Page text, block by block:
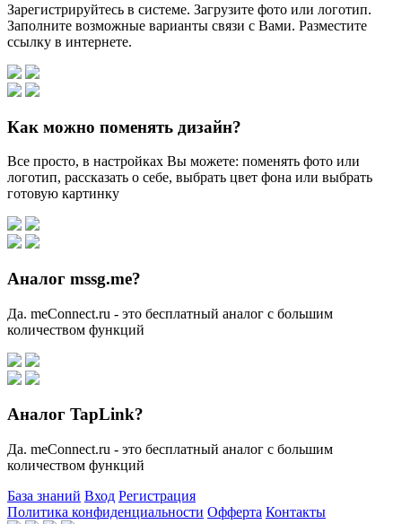
Зарегистрируйтесь в системе. Загрузите фото или логотип.
Заполните возможные варианты связи с Вами. Разместите
ссылку в интернете.
Как можно поменять дизайн?
Все просто, в настройках Вы можете: поменять фото или
логотип, рассказать о себе, выбрать цвет фона или выбрать
готовую картинку
Аналог mssg.me?
Да. meConnect.ru - это бесплатный аналог с большим
количеством функций
Аналог TapLink?
Да. meConnect.ru - это бесплатный аналог с большим
количеством функций
База знаний Вход Регистрация
Политика конфиденциальности Офферта Контакты